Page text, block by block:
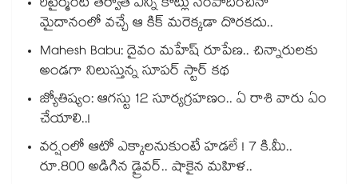
మైదానంలో వచ్చే ఆ కిక్ మరెక్కడా దొరకదు..
Mahesh Babu: దైవం మహేష్ రూపేణ.. చిన్నారులకు
అండగా నిలుస్తున్న సూపర్ స్టార్ కథ
జ్యోతిష్యం: ఆగస్టు 12 సూర్యగ్రహణం.. ఏ రాశి వారు ఏం
చేయాలి..!
వర్షంలో ఆటో ఎక్కాలనుకుంటే హడలే ! 7 కి.మీ..
రూ.800 అడిగిన డ్రైవర్.. షాకైన మహిళ..